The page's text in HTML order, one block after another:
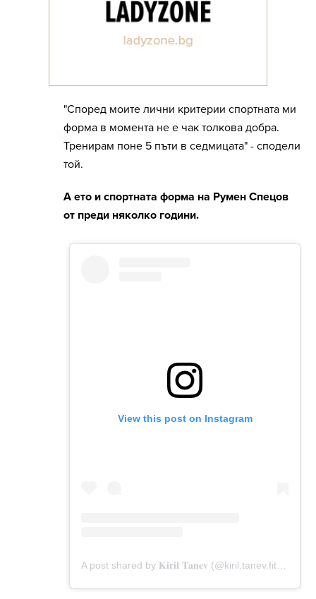
"Според моите лични критерии спортната ми
форма в момента не е чак толкова добра.
Тренирам поне 5 пъти в седмицата" - сподели
той.
А ето и спортната форма на Румен Спецов
от преди няколко години.